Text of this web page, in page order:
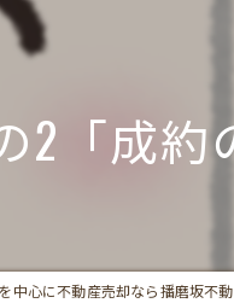
2「成
中心に不動産売却なら播磨坂不